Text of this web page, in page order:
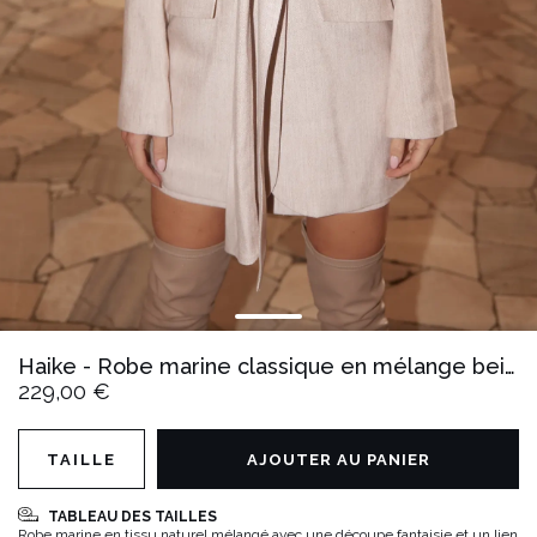
Haike - Robe marine classique en mélange beige
229,00 €
TABLEAU DES TAILLES
TAILLE AJOUTER AU PANIER